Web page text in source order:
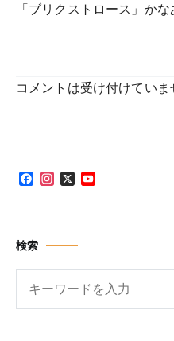
「ブリクストロース」か
コメントは受け付けていま
Facebook
Instagram
X
検索